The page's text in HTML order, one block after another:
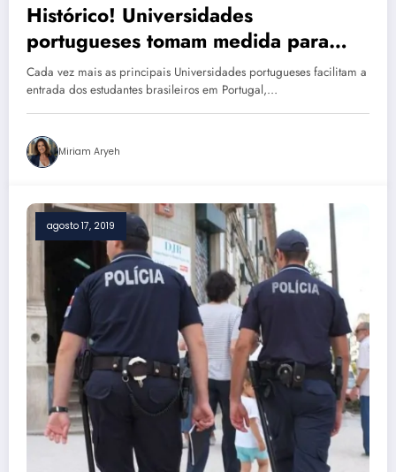
Histórico! Universidades
portugueses tomam medida para
aceitarem mais estudantes brasileiros
Cada vez mais as principais Universidades portugueses facilitam a
entrada dos estudantes brasileiros em Portugal,…
Miriam Aryeh
agosto 17, 2019